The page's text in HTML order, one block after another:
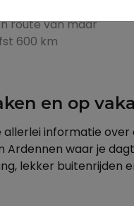
route van maar
600 km
en op
allerlei informatie
Ardennen waar je
lekker buitenrijden